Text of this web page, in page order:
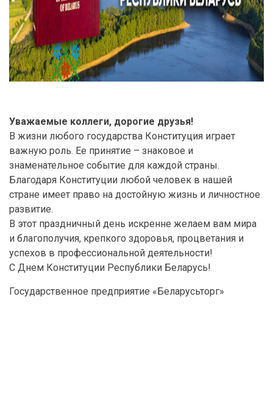
Уважаемые коллеги, дорогие друзья!
В жизни любого государства Конституция играет
важную роль. Ее принятие – знаковое и
знаменательное событие для каждой страны.
Благодаря Конституции любой человек в нашей
стране имеет право на достойную жизнь и личностное
развитие.
В этот праздничный день искренне желаем вам мира
и благополучия, крепкого здоровья, процветания и
успехов в профессиональной деятельности!
С Днем Конституции Республики Беларусь!
Государственное предприятие «Беларусьторг»